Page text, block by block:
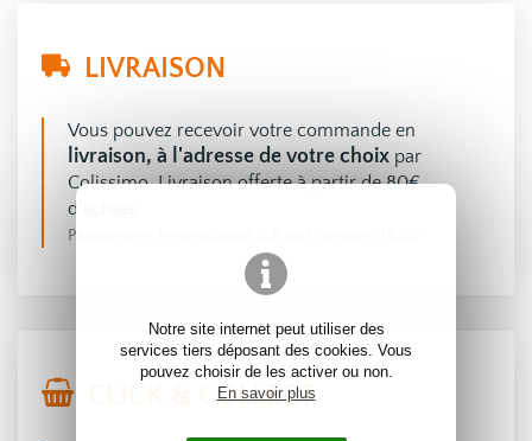
Notre site internet peut utiliser des
services tiers déposant des cookies. Vous
pouvez choisir de les activer ou non.
En savoir plus
LIVRAISON
Vous pouvez recevoir votre commande en
livraison, à l'adresse de votre choix par
Colissimo. Livraison offerte à partir de 80€
d'achats.
Paiement en ligne sécurisé (CB ou Virement)
CLICK & COLLECT